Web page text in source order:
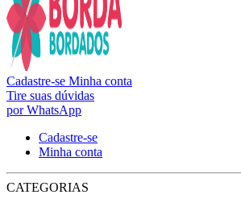
Cadastre-se Minha conta
Tire suas dúvidas
por WhatsApp
Cadastre-se
Minha conta
CATEGORIAS